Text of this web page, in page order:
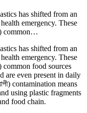
has shifted from an
emergency. These
common…
has shifted from an
emergency. These
common food sources
are even present in daily
contamination means
using plastic fragments
food chain.